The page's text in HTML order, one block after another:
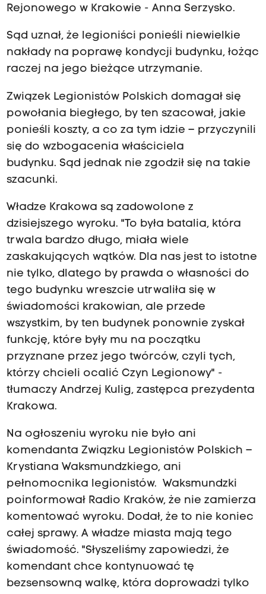
Rejonowego w Krakowie - Anna Serzysko.
Sąd uznał, że legioniści ponieśli niewielkie
nakłady na poprawę kondycji budynku, łożąc
raczej na jego bieżące utrzymanie.
Związek Legionistów Polskich domagał się
powołania biegłego, by ten szacował, jakie
ponieśli koszty, a co za tym idzie – przyczynili
się do wzbogacenia właściciela
budynku. Sąd jednak nie zgodził się na takie
szacunki.
Władze Krakowa są zadowolone z
dzisiejszego wyroku. "To była batalia, która
trwala bardzo długo, miała wiele
zaskakujących wątków. Dla nas jest to istotne
nie tylko, dlatego by prawda o własności do
tego budynku wreszcie utrwaliła się w
świadomości krakowian, ale przede
wszystkim, by ten budynek ponownie zyskał
funkcję, które były mu na początku
przyznane przez jego twórców, czyli tych,
którzy chcieli ocalić Czyn Legionowy" -
tłumaczy Andrzej Kulig, zastępca prezydenta
Krakowa.
Na ogłoszeniu wyroku nie było ani
komendanta Związku Legionistów Polskich –
Krystiana Waksmundzkiego, ani
pełnomocnika legionistów. Waksmundzki
poinformował Radio Kraków, że nie zamierza
komentować wyroku. Dodał, że to nie koniec
całej sprawy. A władze miasta mają tego
świadomość. "Słyszeliśmy zapowiedzi, że
komendant chce kontynuować tę
bezsensowną walkę, która doprowadzi tylko